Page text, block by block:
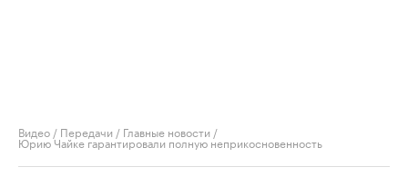
Видео / Передачи / Главные новости /
Юрию Чайке гарантировали полную неприкосновенность